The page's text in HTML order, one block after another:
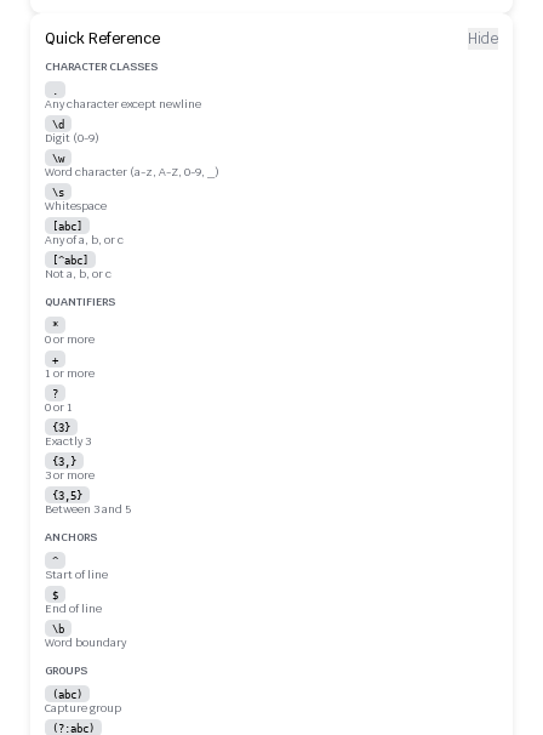
Quick Reference Hide
CHARACTER CLASSES
Any character except newline
\d
Digit (0-9)
\w
Word character (a-z, A-Z, 0-9, _)
\s
Whitespace
[abc]
Any of a, b, or c
[^abc]
Not a, b, or c
QUANTIFIERS
*
0 or more
+
1 or more
?
0 or 1
{3}
Exactly 3
{3,}
3 or more
{3,5}
Between 3 and 5
ANCHORS
^
Start of line
$
End of line
\b
Word boundary
GROUPS
(abc)
Capture group
(?:abc)